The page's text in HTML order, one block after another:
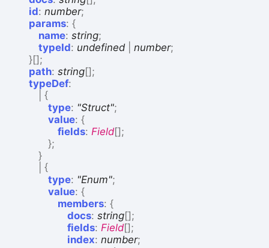
id: number;
params: {
name: string;
typeId: undefined number;
}[];
path: string[];
typeDef:
{
type: "Struct";
value: {
fields: Field[];
};
}
{
type: "Enum";
value: {
members: {
docs: string[];
fields: Field[];
index: number;